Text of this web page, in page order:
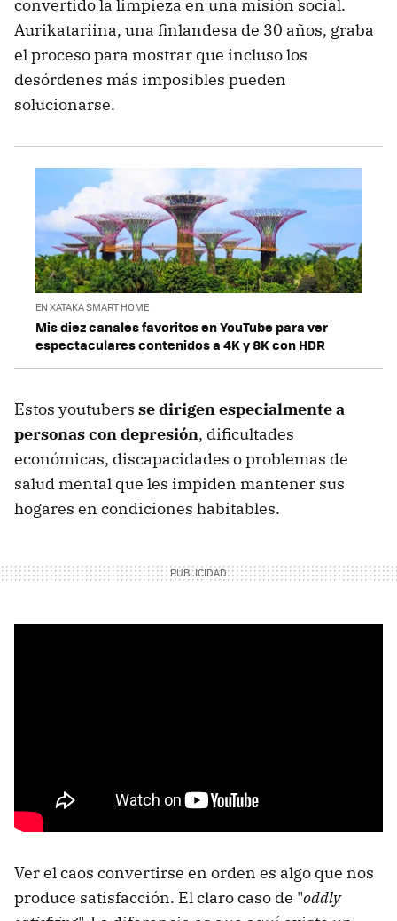
convertido la limpieza en una misión social.
Aurikatariina, una finlandesa de 30 años, graba
el proceso para mostrar que incluso los
desórdenes más imposibles pueden
solucionarse.
EN XATAKA SMART HOME
Mis diez canales favoritos en YouTube para ver
espectaculares contenidos a 4K y 8K con HDR
Estos youtubers se dirigen especialmente a
personas con depresión, dificultades
económicas, discapacidades o problemas de
salud mental que les impiden mantener sus
hogares en condiciones habitables.
Ver el caos convertirse en orden es algo que nos
produce satisfacción. El claro caso de "oddly